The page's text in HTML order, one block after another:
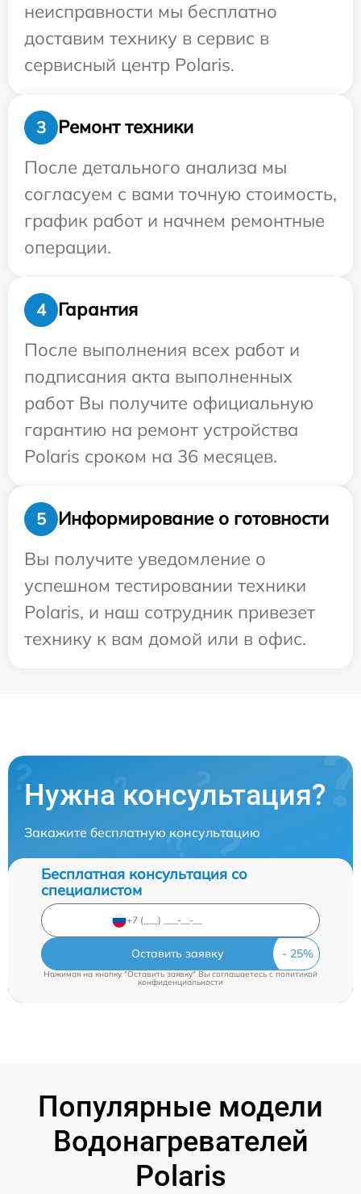
неисправности мы бесплатно
доставим технику в сервис в
сервисный центр Polaris.
3
Ремонт техники
После детального анализа мы
согласуем с вами точную стоимость,
график работ и начнем ремонтные
операции.
4
Гарантия
После выполнения всех работ и
подписания акта выполненных
работ Вы получите официальную
гарантию на ремонт устройства
Polaris сроком на 36 месяцев.
5
Информирование о готовности
Вы получите уведомление о
успешном тестировании техники
Polaris, и наш сотрудник привезет
технику к вам домой или в офис.
Нужна консультация?
Закажите бесплатную консультацию
Бесплатная консультация со
специалистом
Оставить заявку
Нажимая на кнопку "Оставить заявку" Вы соглашаетесь cполитикой
конфиденциальности
Популярные модели
Водонагревателей
Polaris